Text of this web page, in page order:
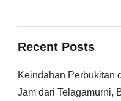
Recent Posts
Keindahan Perbukitan
Jam dari Telagamurni,